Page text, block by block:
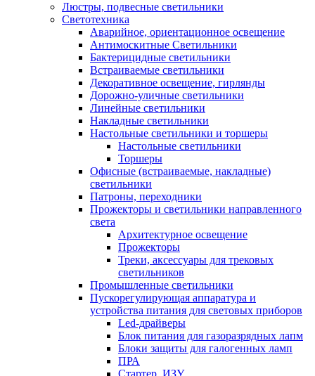
Люстры, подвесные светильники
Светотехника
Аварийное, ориентационное освещение
Антимоскитные Светильники
Бактерицидные светильники
Встраиваемые светильники
Декоративное освещение, гирлянды
Дорожно-уличные светильники
Линейные светильники
Накладные светильники
Настольные светильники и торшеры
Настольные светильники
Торшеры
Офисные (встраиваемые, накладные)
светильники
Патроны, переходники
Прожекторы и светильники направленного
света
Архитектурное освещение
Прожекторы
Треки, аксессуары для трековых
светильников
Промышленные светильники
Пускорегулирующая аппаратура и
устройства питания для световых приборов
Led-драйверы
Блок питания для газоразрядных лапм
Блоки защиты для галогенных ламп
ПРА
Стартер, ИЗУ